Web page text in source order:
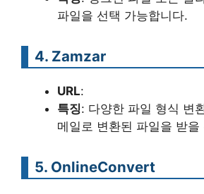
파일을 선택 가능합니다.
4. Zamzar
URL:
특징: 다양한 파일 형식 변
메일로 변환된 파일을 받을
5. OnlineConvert